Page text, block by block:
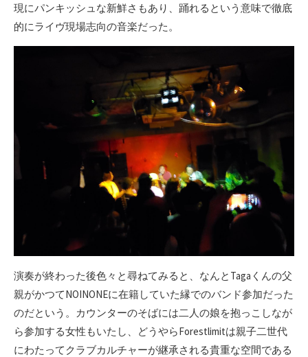
現にパンキッシュな新鮮さもあり、踊れるという意味で徹底
的にライヴ現場志向の音楽だった。
演奏が終わった後色々と尋ねてみると、なんとTagaくんの父
親がかつてNOINONEに在籍していた縁でのバンド参加だった
のだという。カウンターのそばには二人の娘を抱っこしなが
ら参加する女性もいたし、どうやらForestlimitは親子二世代
にわたってクラブカルチャーが継承される貴重な空間である